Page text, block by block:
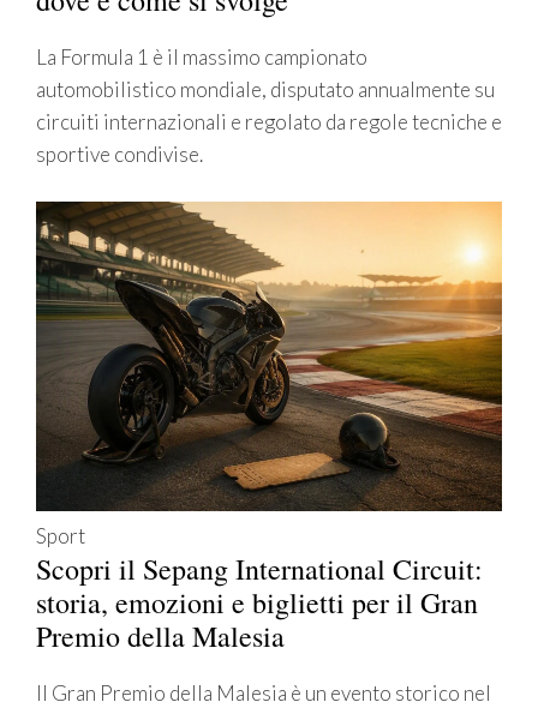
La Formula 1 è il massimo campionato
automobilistico mondiale, disputato annualmente su
circuiti internazionali e regolato da regole tecniche e
sportive condivise.
Sport
Scopri il Sepang International Circuit:
storia, emozioni e biglietti per il Gran
Premio della Malesia
Il Gran Premio della Malesia è un evento storico nel